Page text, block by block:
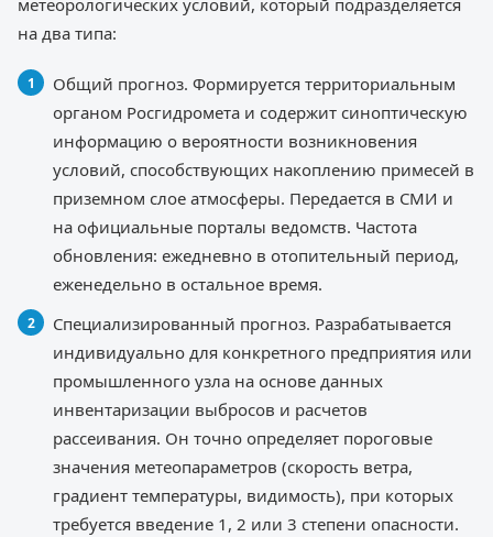
метеорологических условий, который подразделяется
на два типа:
Общий прогноз. Формируется территориальным
органом Росгидромета и содержит синоптическую
информацию о вероятности возникновения
условий, способствующих накоплению примесей в
приземном слое атмосферы. Передается в СМИ и
на официальные порталы ведомств. Частота
обновления: ежедневно в отопительный период,
еженедельно в остальное время.
Специализированный прогноз. Разрабатывается
индивидуально для конкретного предприятия или
промышленного узла на основе данных
инвентаризации выбросов и расчетов
рассеивания. Он точно определяет пороговые
значения метеопараметров (скорость ветра,
градиент температуры, видимость), при которых
требуется введение 1, 2 или 3 степени опасности.